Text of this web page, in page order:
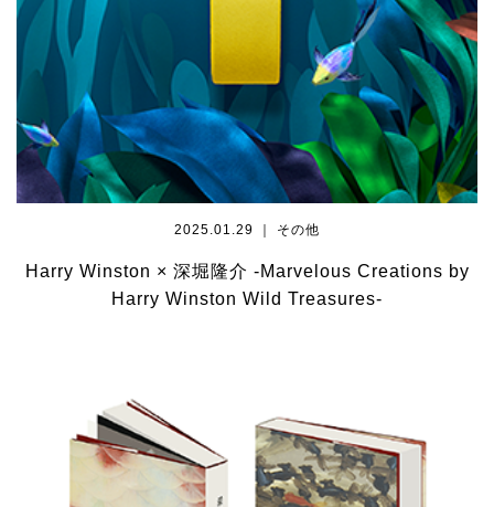
2025.01.29 ｜ その他
Harry Winston × 深堀隆介 -Marvelous Creations by
Harry Winston Wild Treasures-